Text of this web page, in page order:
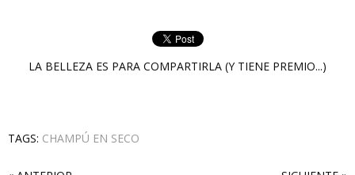
LA BELLEZA ES PARA COMPARTIRLA (Y TIENE PREMIO...)
TAGS: CHAMPÚ EN SECO